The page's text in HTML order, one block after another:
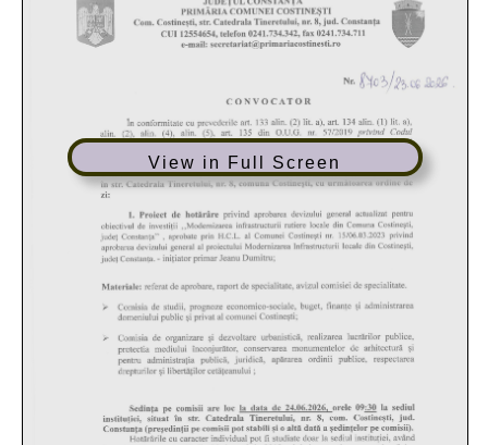
View in Full Screen